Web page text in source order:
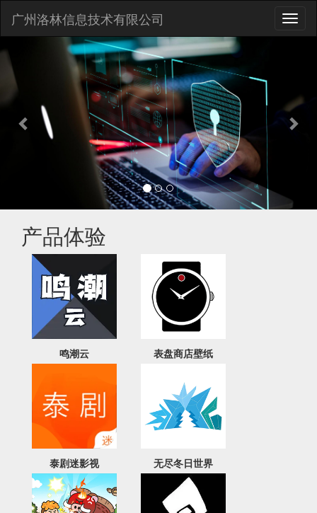
切
换
广州洛林信息技术有限公司
Previous
产品体验
鸣潮云 表盘商店壁纸
泰剧迷影视 无尽冬日世界